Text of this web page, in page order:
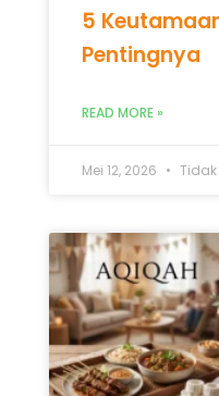
5
Pentingnya
READ MORE »
Mei 12, 2026